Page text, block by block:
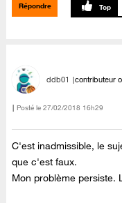
Répondre
ddb01 contributeur
Posté le ‎27/02/2018 16h29
C'est inadmissible, le
que c'est faux.
Mon problème persiste.